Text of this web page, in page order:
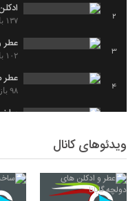
2 ۱۳۷ بازدید
3
عطر
۱۰۲ بازدید
4
عطر
۹۸ بازدید
۷۳ بازدید
ویدئوهای کانال